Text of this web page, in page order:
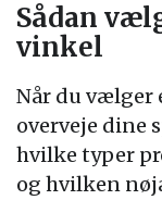
Sådan
vinkel
Når du vælger
overveje dine
hvilke typer
og hvilken